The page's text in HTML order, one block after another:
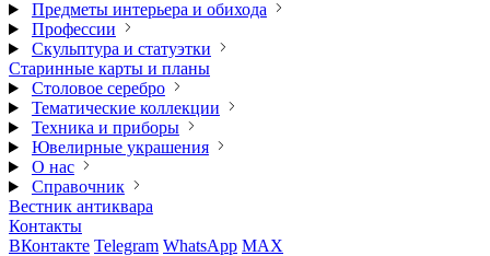
Предметы интерьера и обихода
Профессии
Скульптура и статуэтки
Старинные карты и планы
Столовое серебро
Тематические коллекции
Техника и приборы
Ювелирные украшения
О нас
Справочник
Вестник антиквара
Контакты
ВКонтакте Telegram WhatsApp MAX